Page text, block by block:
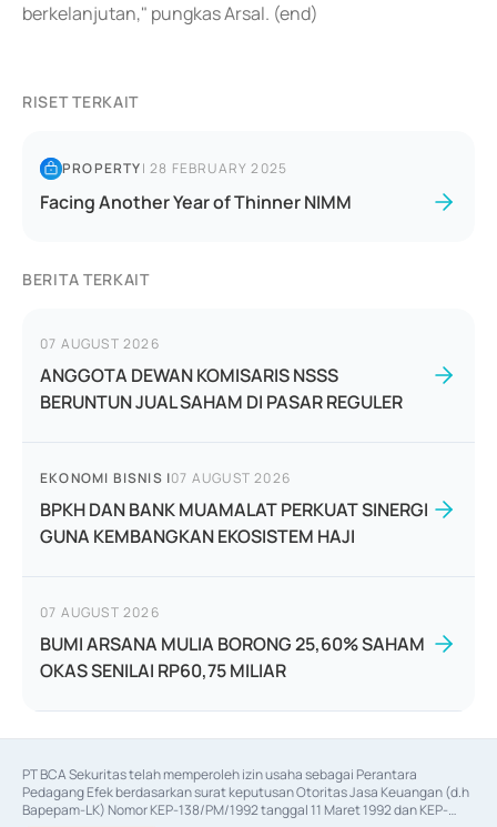
berkelanjutan," pungkas Arsal. (end)
RISET TERKAIT
PROPERTY|28 FEBRUARY 2025
Facing Another Year of Thinner NIMM
BERITA TERKAIT
07 AUGUST 2026
ANGGOTA DEWAN KOMISARIS NSSS
BERUNTUN JUAL SAHAM DI PASAR REGULER
EKONOMI BISNIS |07 AUGUST 2026
BPKH DAN BANK MUAMALAT PERKUAT SINERGI
GUNA KEMBANGKAN EKOSISTEM HAJI
07 AUGUST 2026
BUMI ARSANA MULIA BORONG 25,60% SAHAM
OKAS SENILAI RP60,75 MILIAR
PT BCA Sekuritas telah memperoleh izin usaha sebagai Perantara
Pedagang Efek berdasarkan surat keputusan Otoritas Jasa Keuangan (d.h
Bapepam-LK) Nomor KEP-138/PM/1992 tanggal 11 Maret 1992 dan KEP-